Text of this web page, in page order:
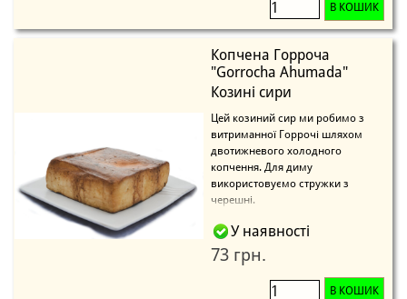
В КОШИК
Копчена Горроча
"Gorrocha Ahumada"
Козині сири
Цей козиний сир ми робимо з
витриманної Горрочі шляхом
двотижневого холодного
копчення. Для диму
використовуємо стружки з
черешні.
У наявності
73 грн.
В КОШИК